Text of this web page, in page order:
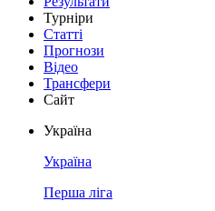
Турніри
Статті
Прогнози
Відео
Трансфери
Сайт
Україна
Україна
Перша ліга